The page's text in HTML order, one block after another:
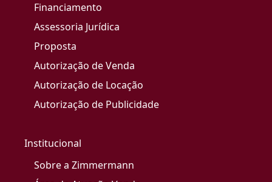
Financiamento
Assessoria Jurídica
Proposta
Autorização de Venda
Autorização de Locação
Autorização de Publicidade
Institucional
Sobre a Zimmermann